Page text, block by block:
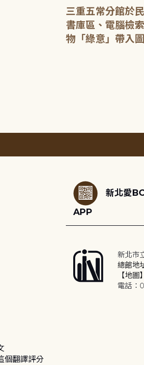
三重五常分館於
書庫區、電腦檢
物「綠意」帶入
新北愛
APP
新北市
總館地
【地圖】
電話：
個翻譯評分